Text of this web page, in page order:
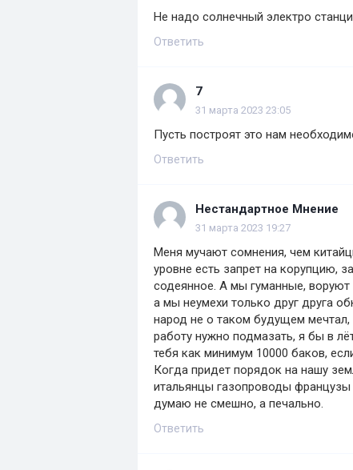
Не надо солнечный электро
Ответить
7
31 марта 2023 23:05
Пусть построят это нам
Ответить
Нестандартное Мнение
31 марта 2023 19:27
Меня мучают сомнения, чем
уровне есть запрет на корупцию,
содеянное. А мы гуманные,
а мы неумехи только друг друга
народ не о таком будущем мечтал,
работу нужно подмазать, я бы в
тебя как минимум 10000 баков,
Когда придет порядок на нашу
итальянцы газопроводы
думаю не смешно, а печально.
Ответить